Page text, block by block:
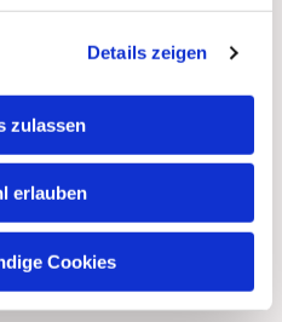
Details zeigen
zulassen
erlauben
Cookies
Vorpommern e.V.